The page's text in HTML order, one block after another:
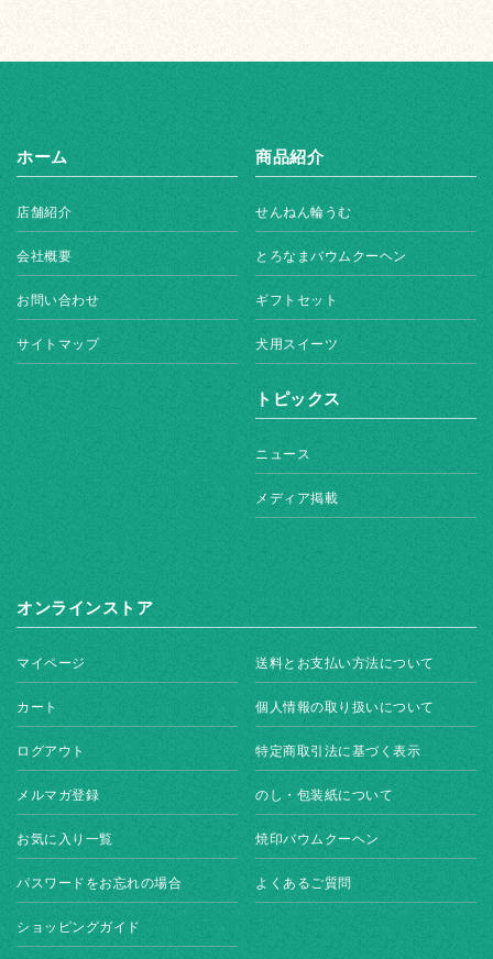
ホーム
店舗紹介
会社概要
お問い合わせ
サイトマップ
商品紹介
せんねん輪うむ
とろなまバウムクーヘン
ギフトセット
犬用スイーツ
トピックス
ニュース
メディア掲載
オンラインストア
マイページ
カート
ログアウト
メルマガ登録
お気に入り一覧
パスワードをお忘れの場合
ショッピングガイド
送料とお支払い方法について
個人情報の取り扱いについて
特定商取引法に基づく表示
のし・包装紙について
焼印バウムクーヘン
よくあるご質問